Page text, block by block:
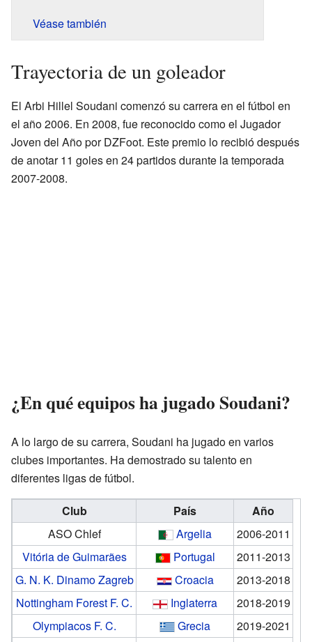
Véase también
Trayectoria de un goleador
El Arbi Hillel Soudani comenzó su carrera en el fútbol en
el año 2006. En 2008, fue reconocido como el Jugador
Joven del Año por DZFoot. Este premio lo recibió después
de anotar 11 goles en 24 partidos durante la temporada
2007-2008.
¿En qué equipos ha jugado Soudani?
A lo largo de su carrera, Soudani ha jugado en varios
clubes importantes. Ha demostrado su talento en
diferentes ligas de fútbol.
Club País
Año
ASO Chlef
Argelia
2006-2011
Vitória de Guimarães
Portugal
2011-2013
G. N. K. Dinamo Zagreb
Croacia
2013-2018
Nottingham Forest F. C.
Inglaterra
2018-2019
Olympiacos F. C.
Grecia
2019-2021